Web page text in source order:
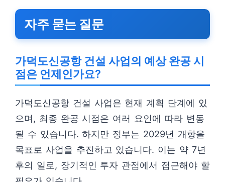
자주 묻는 질문
가덕도신공항 건설 사업의 예상 완공 시
점은 언제인가요?
가덕도신공항 건설 사업은 현재 계획 단계에 있
으며, 최종 완공 시점은 여러 요인에 따라 변동
될 수 있습니다. 하지만 정부는 2029년 개항을
목표로 사업을 추진하고 있습니다. 이는 약 7년
후의 일로, 장기적인 투자 관점에서 접근해야 할